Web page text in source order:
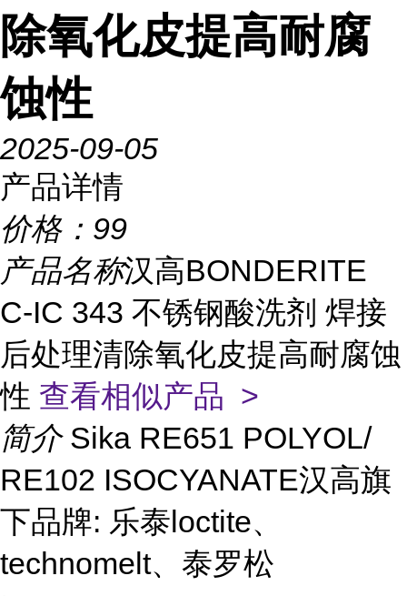
除氧化皮提高耐腐
蚀性
2025-09-05
产品详情
价格： 99
产品名称汉高BONDERITE
C-IC 343 不锈钢酸洗剂 焊接
后处理清除氧化皮提高耐腐蚀
性 查看相似产品 >
简介 Sika RE651 POLYOL/
RE102 ISOCYANATE汉高旗
下品牌: 乐泰loctite、
technomelt、泰罗松